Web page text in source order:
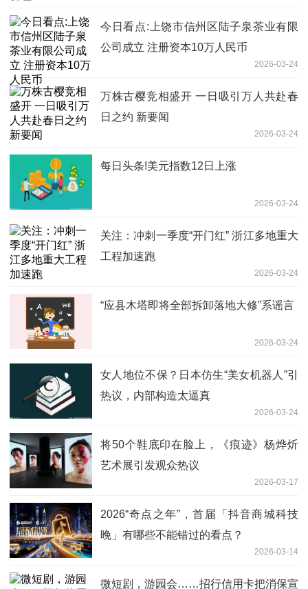
今日看点:上饶市信州区陆子泉茶业有限
公司成立 注册资本10万人民币
2026-03-24
万株古樱竞相盛开 一日吸引万人共赴春
日之约 新要闻
2026-03-24
每日头条!美元指数12日上涨
2026-03-24
关注：冲刺一季度“开门红” 浙江多地重大
工程加速跑
2026-03-24
“应县木塔即将全部拆卸落地大修”系谣言
2026-03-24
女人地位不保？日本仿生“美女机器人”引
热议，内部构造太逼真
2026-03-24
将50个鞋底印在脸上，《痕迹》杨烨炘
艺术展引发观众热议
2026-03-17
2026“奇点之年”，首届「抖音商城科技
晚」有哪些不能错过的看点？
2026-03-14
微短剧，游园会……招行信用卡把消保宣